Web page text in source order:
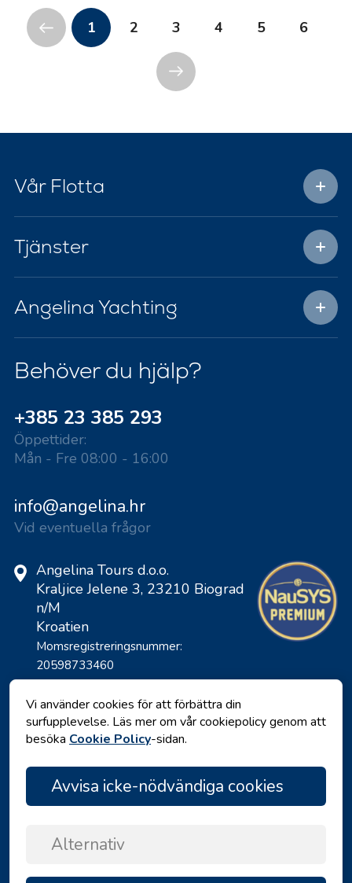
1 2 3 4 5 6
Vår Flotta
Tjänster
Angelina Yachting
Behöver du hjälp?
+385 23 385 293
Öppettider:
Mån - Fre 08:00 - 16:00
info@angelina.hr
Vid eventuella frågor
Angelina Tours d.o.o.
Kraljice Jelene 3, 23210 Biograd
n/M
Kroatien
Momsregistreringsnummer:
20598733460
ID: HR-AB-23-060130534, MB:
0650676
Vi använder cookies för att förbättra din
surfupplevelse. Läs mer om vår cookiepolicy genom att
besöka Cookie Policy-sidan.
Avvisa icke-nödvändiga cookies
Alternativ